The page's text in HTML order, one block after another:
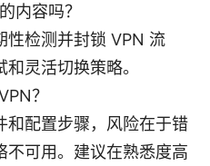
内容吗？
性检测并封锁 VPN 流
灵活切换策略。
？
和配置步骤，风险在于错
不可用。建议在熟悉度高